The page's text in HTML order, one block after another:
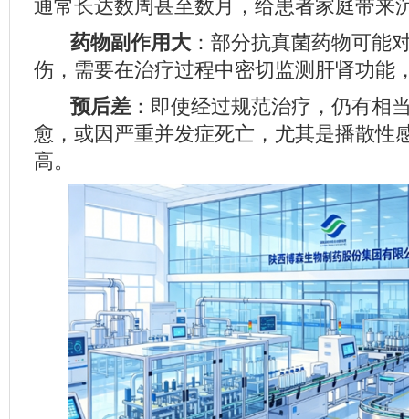
通常长达数周甚至数月，给患者家庭带来
药物副作用大 ：部分抗真菌药物可能
伤，需要在治疗过程中密切监测肝肾功能
预后差 ：即使经过规范治疗，仍有相
愈，或因严重并发症死亡，尤其是播散性
高。